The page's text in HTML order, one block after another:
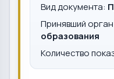
Вид документа:
Принявший
образования
Количество